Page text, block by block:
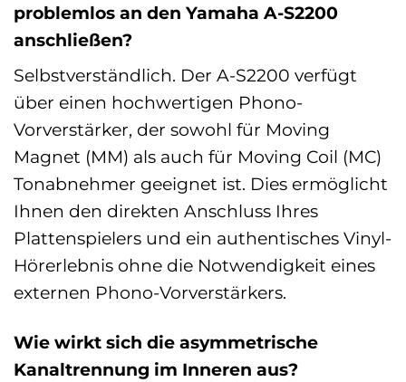
problemlos an den Yamaha A-S2200
anschließen?
Selbstverständlich. Der A-S2200 verfügt
über einen hochwertigen Phono-
Vorverstärker, der sowohl für Moving
Magnet (MM) als auch für Moving Coil (MC)
Tonabnehmer geeignet ist. Dies ermöglicht
Ihnen den direkten Anschluss Ihres
Plattenspielers und ein authentisches Vinyl-
Hörerlebnis ohne die Notwendigkeit eines
externen Phono-Vorverstärkers.
Wie wirkt sich die asymmetrische
Kanaltrennung im Inneren aus?